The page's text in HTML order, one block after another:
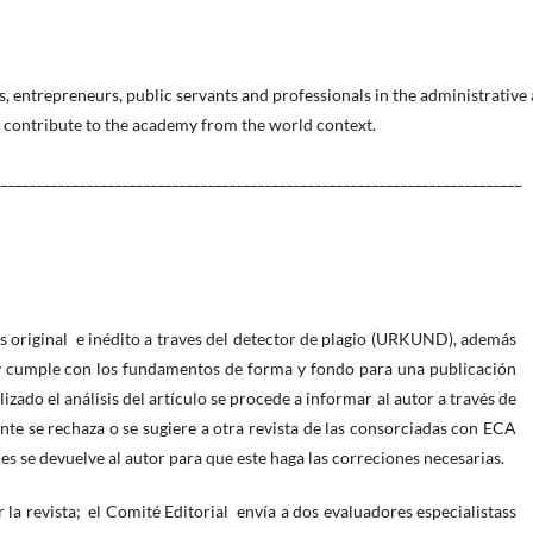
entrepreneurs, public servants and professionals in the administrative
to the academy from the world context.
e inédito a traves del detector de plagio (URKUND), además
con los fundamentos de forma y fondo para una publicación
el análisis del artículo se procede a informar al autor a través de
se rechaza o se sugiere a otra revista de las consorciadas con ECA
se devuelve al autor para que este haga las correciones necesarias.
revista; el Comité Editorial envía a dos evaluadores especialistass